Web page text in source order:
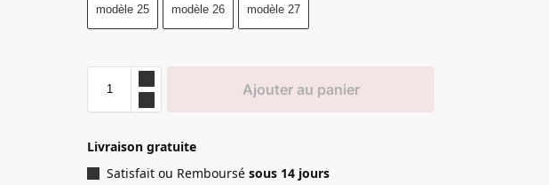
modèle 25 modèle 26 modèle 27
Ajouter au panier
Livraison gratuite
Satisfait ou Remboursésous 14 jours